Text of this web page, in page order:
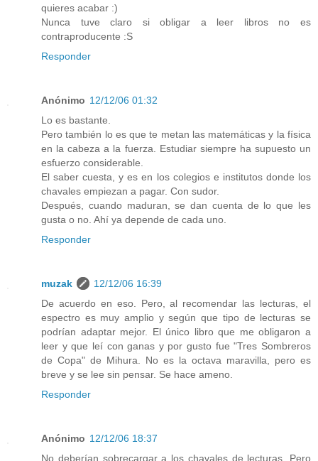
quieres acabar :)
Nunca tuve claro si obligar a leer libros no es
contraproducente :S
Responder
Anónimo 12/12/06 01:32
Lo es bastante.
Pero también lo es que te metan las matemáticas y la física
en la cabeza a la fuerza. Estudiar siempre ha supuesto un
esfuerzo considerable.
El saber cuesta, y es en los colegios e institutos donde los
chavales empiezan a pagar. Con sudor.
Después, cuando maduran, se dan cuenta de lo que les
gusta o no. Ahí ya depende de cada uno.
Responder
muzak
12/12/06 16:39
De acuerdo en eso. Pero, al recomendar las lecturas, el
espectro es muy amplio y según que tipo de lecturas se
podrían adaptar mejor. El único libro que me obligaron a
leer y que leí con ganas y por gusto fue "Tres Sombreros
de Copa" de Mihura. No es la octava maravilla, pero es
breve y se lee sin pensar. Se hace ameno.
Responder
Anónimo 12/12/06 18:37
No deberían sobrecargar a los chavales de lecturas. Pero